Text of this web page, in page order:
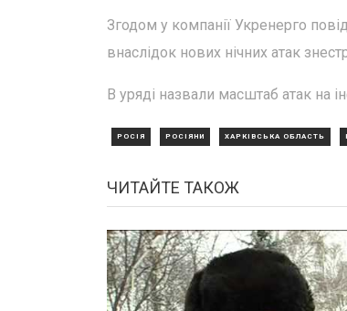
Згодом у компанії Укренерго
внаслідок нових нічних атак
В уряді назвали масштаб атак на
РОСІЯ РОСІЯНИ ХАРКІВСЬКА ОБЛАСТЬ
ЧИТАЙТЕ ТАКОЖ